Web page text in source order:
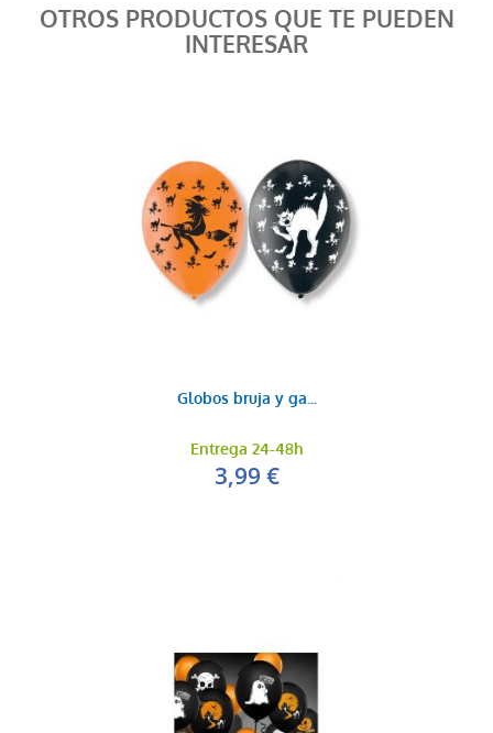
Globo helio coraz...
7,90 €
AÑADIR AL CARRITO
OTROS PRODUCTOS QUE TE PUEDEN
INTERESAR
Globos bruja y ga...
Entrega 24-48h
3,99 €